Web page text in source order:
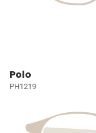
Polo
PH1219